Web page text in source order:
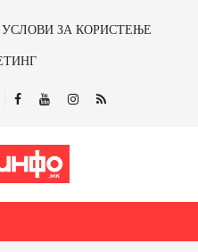
УСЛОВИ ЗА КОРИСТЕЊЕ